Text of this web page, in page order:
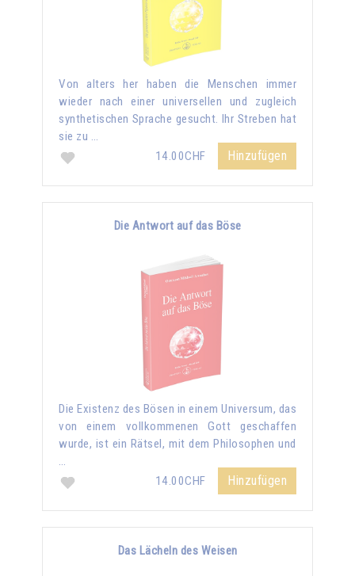
Von alters her haben die Menschen immer
wieder nach einer universellen und zugleich
synthetischen Sprache gesucht. Ihr Streben hat
sie zu …
14.00CHF
Hinzufügen
Die Antwort auf das Böse
Die Existenz des Bösen in einem Universum, das
von einem vollkommenen Gott geschaffen
wurde, ist ein Rätsel, mit dem Philosophen und
14.00CHF
Hinzufügen
Das Lächeln des Weisen